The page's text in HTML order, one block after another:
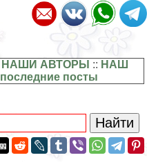
НАШИ АВТОРЫ :: НАШ
последние посты